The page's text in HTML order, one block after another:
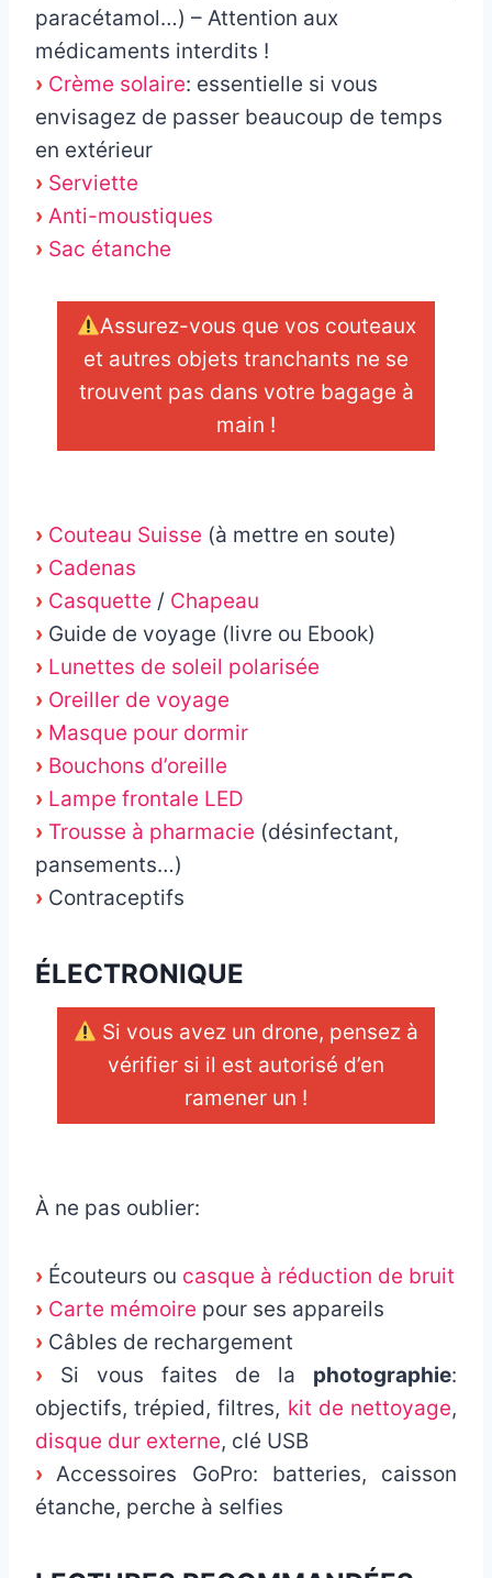
paracétamol…) – Attention aux
médicaments interdits !
› Crème solaire: essentielle si vous
envisagez de passer beaucoup de temps
en extérieur
› Serviette
› Anti-moustiques
› Sac étanche
Assurez-vous que vos couteaux
et autres objets tranchants ne se
trouvent pas dans votre bagage à
main !
› Couteau Suisse (à mettre en soute)
› Cadenas
› Casquette / Chapeau
› Guide de voyage (livre ou Ebook)
› Lunettes de soleil polarisée
› Oreiller de voyage
› Masque pour dormir
› Bouchons d’oreille
› Lampe frontale LED
› Trousse à pharmacie (désinfectant,
pansements…)
› Contraceptifs
ÉLECTRONIQUE
Si vous avez un drone, pensez à
vérifier si il est autorisé d’en
ramener un !
À ne pas oublier:
› Écouteurs ou casque à réduction de bruit
› Carte mémoire pour ses appareils
› Câbles de rechargement
›
Si vous faites de la photographie:
objectifs, trépied, filtres, kit de nettoyage,
disque dur externe, clé USB
›Accessoires GoPro: batteries, caisson
étanche, perche à selfies